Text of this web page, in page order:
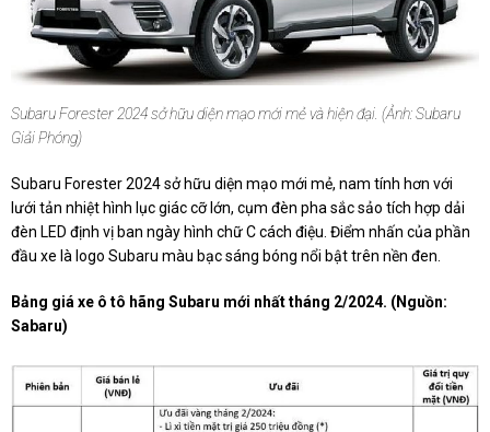
Subaru Forester 2024 sở hữu diện mạo mới mẻ và hiện đại. (Ảnh: Subaru
Giải Phóng)
Subaru Forester 2024 sở hữu diện mạo mới mẻ, nam tính hơn với
lưới tản nhiệt hình lục giác cỡ lớn, cụm đèn pha sắc sảo tích hợp dải
đèn LED định vị ban ngày hình chữ C cách điệu. Điểm nhấn của phần
đầu xe là logo Subaru màu bạc sáng bóng nổi bật trên nền đen.
Bảng giá xe ô tô hãng Subaru mới nhất tháng 2/2024. (Nguồn:
Sabaru)